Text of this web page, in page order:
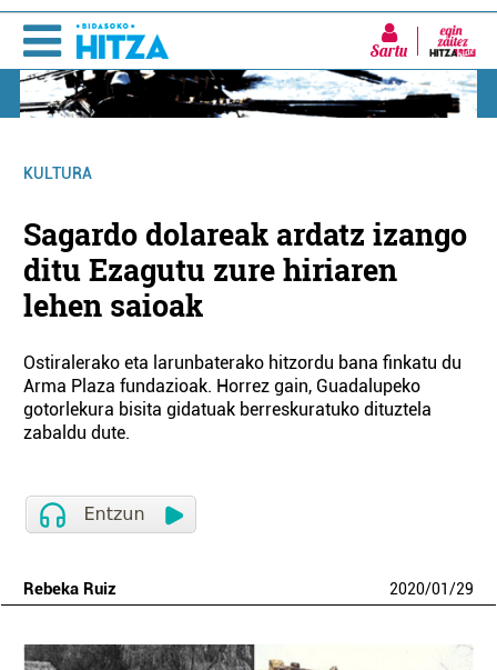
Sartu
KULTURA
Sagardo dolareak ardatz izango
ditu Ezagutu zure hiriaren
lehen saioak
Ostiralerako eta larunbaterako hitzordu bana finkatu du
Arma Plaza fundazioak. Horrez gain, Guadalupeko
gotorlekura bisita gidatuak berreskuratuko dituztela
zabaldu dute.
Rebeka Ruiz 2020/01/29